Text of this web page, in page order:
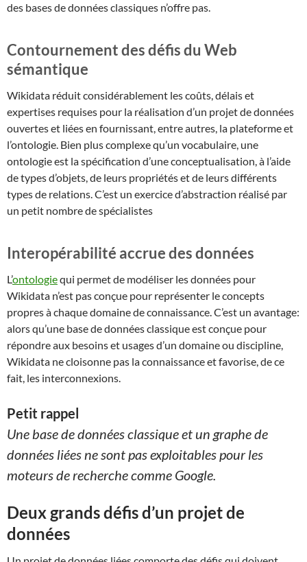
des bases de données classiques n’offre pas.
Contournement des défis du Web
sémantique
Wikidata réduit considérablement les coûts, délais et
expertises requises pour la réalisation d’un projet de données
ouvertes et liées en fournissant, entre autres, la plateforme et
l’ontologie. Bien plus complexe qu’un vocabulaire, une
ontologie est la spécification d’une conceptualisation, à l’aide
de types d’objets, de leurs propriétés et de leurs différents
types de relations. C’est un exercice d’abstraction réalisé par
un petit nombre de spécialistes
Interopérabilité accrue des données
L’ontologiequi permet de modéliser les données pour
Wikidata n’est pas conçue pour représenter le concepts
propres à chaque domaine de connaissance. C’est un avantage:
alors qu’une base de données classique est conçue pour
répondre aux besoins et usages d’un domaine ou discipline,
Wikidata ne cloisonne pas la connaissance et favorise, de ce
fait, les interconnexions.
Petit rappel
Une base de données classique et un graphe de
données liées ne sont pas exploitables pour les
moteurs de recherche comme Google.
Deux grands défis d’un projet de
données